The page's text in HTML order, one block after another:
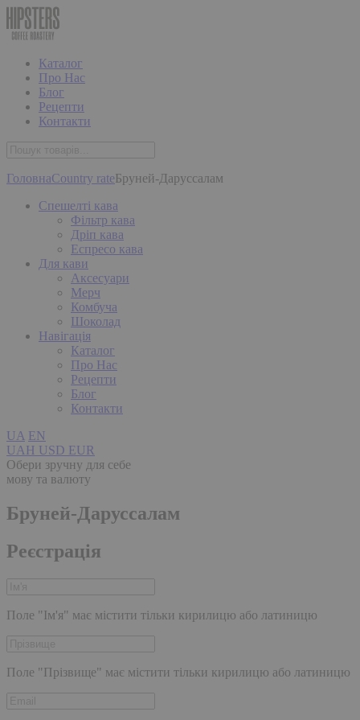
Каталог
Про Нас
Блог
Рецепти
Контакти
ГоловнаCountry rateБруней-Даруссалам
Спешелті кава
Фільтр кава
Дріп кава
Еспресо кава
Для кави
Аксесуари
Мерч
Комбуча
Шоколад
Навігація
Каталог
Про Нас
Рецепти
Блог
Контакти
UA EN
UAH USD EUR
Обери зручну для себе
мову та валюту
Бруней-Даруссалам
Реєстрація
Поле "Ім'я" має містити тільки кирилицю або латиницю
Поле "Прізвище" має містити тільки кирилицю або латиницю